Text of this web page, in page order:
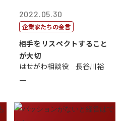
2022.05.30
企業家たちの金言
相手をリスペクトすること
が大切
はせがわ相談役 長谷川裕
一